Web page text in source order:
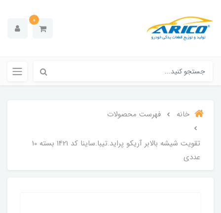
0
خانه فهرست محصولات
تقویت شیشه بالابر آریکو پراید.تیبا.ساینا کد 1421 بسته 10
عددی